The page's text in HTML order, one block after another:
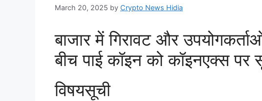
March 20, 2025 by Crypto News Hidia
बाजार में गिरावट और
बीच पाई कॉइन को कॉइनएक्स पर
विषयसूची